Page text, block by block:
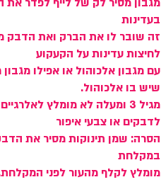
בעדינות
זה שובר לו את הברק ואת הדבק
לחיצות עדינות על הקעקוע
עם מגבון אלכוהול או אפילו מגבון
שיש בו אלכוהול.
מגיל 3 ומעלה לא מומלץ לאלרגיים
לדבקים או צבעי איפור
הסרה: שמן תינוקות מסיר את
במקלחת
מומלץ לקלף מהעור לפני